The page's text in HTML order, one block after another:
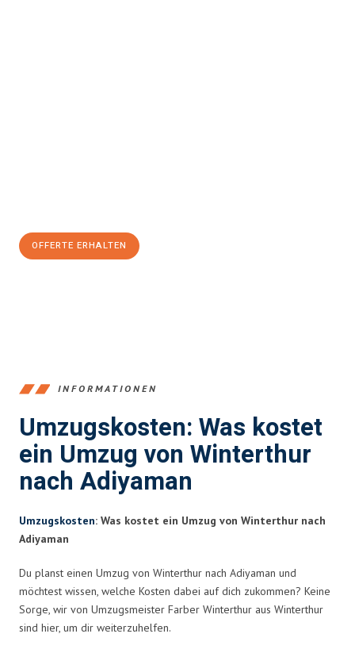
OFFERTE ERHALTEN
INFORMATIONEN
Umzugskosten: Was kostet
ein Umzug von Winterthur
nach Adiyaman
Umzugskosten: Was kostet ein Umzug von Winterthur nach
Adiyaman
Du planst einen Umzug von Winterthur nach Adiyaman und
möchtest wissen, welche Kosten dabei auf dich zukommen? Keine
Sorge, wir von Umzugsmeister Farber Winterthur aus Winterthur
sind hier, um dir weiterzuhelfen.